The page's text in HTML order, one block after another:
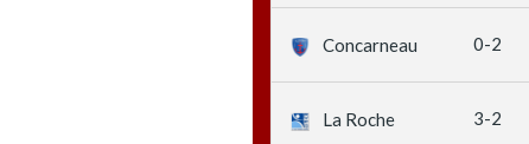
Concarneau 0-2
La Roche 3-2